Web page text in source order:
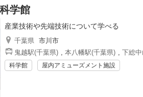
学館
産業技術や先端技術について学べる
千葉県 市川市
鬼越駅(千葉県) , 本八幡駅(千葉県) , 下総
科学館 屋内アミューズメント施設